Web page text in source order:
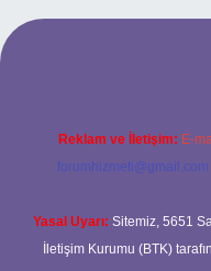
bahis
Reklam ve İletişim: E-
forumhizmeti@gmail.com
Yasal Uyarı: Sitemiz, 5651
İletişim Kurumu (BTK)